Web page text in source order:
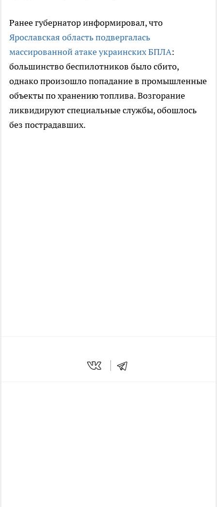
Ранее губернатор информировал, что
Ярославская область подвергалась
массированной атаке украинских БПЛА:
большинство беспилотников было сбито,
однако произошло попадание в промышленные
объекты по хранению топлива. Возгорание
ликвидируют специальные службы, обошлось
без пострадавших.